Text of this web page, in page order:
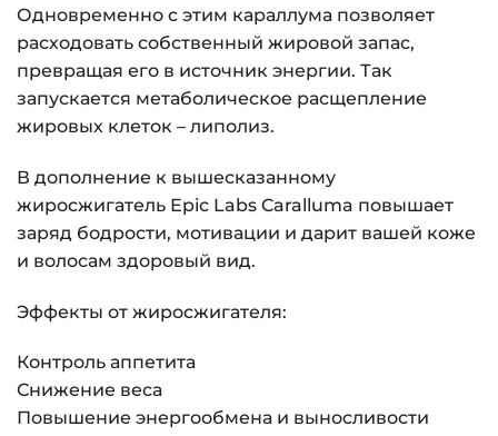
Одновременно с этим караллума позволяет
расходовать собственный жировой запас,
превращая его в источник энергии. Так
запускается метаболическое расщепление
жировых клеток – липолиз.
В дополнение к вышесказанному
жиросжигатель Epic Labs Caralluma повышает
заряд бодрости, мотивации и дарит вашей коже
и волосам здоровый вид.
Эффекты от жиросжигателя:
Контроль аппетита
Снижение веса
Повышение энергообмена и выносливости